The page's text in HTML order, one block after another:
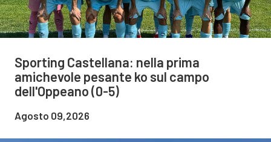
Sporting Castellana: nella prima
amichevole pesante ko sul campo
dell'Oppeano (0-5)
Agosto 09,2026